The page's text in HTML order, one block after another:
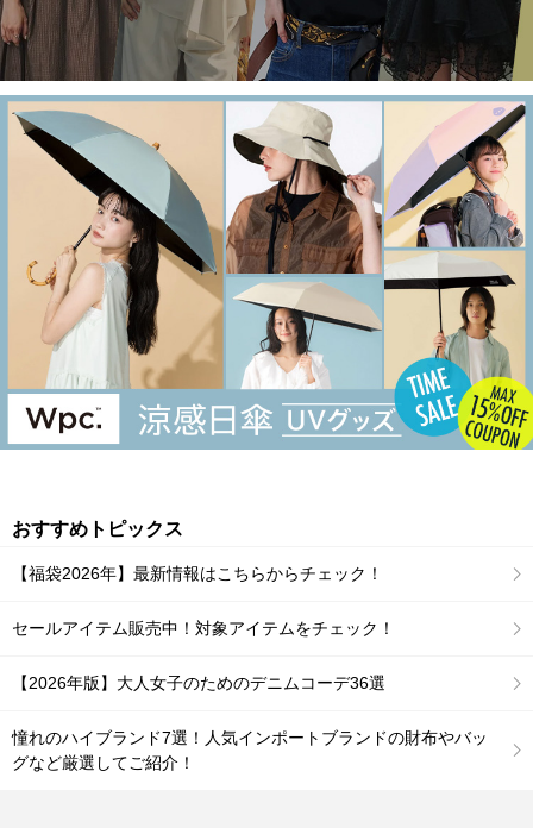
おすすめトピックス
【福袋2026年】最新情報はこちらからチェック！
セールアイテム販売中！対象アイテムをチェック！
【2026年版】大人女子のためのデニムコーデ36選
憧れのハイブランド7選！人気インポートブランドの財布やバッ
グなど厳選してご紹介！